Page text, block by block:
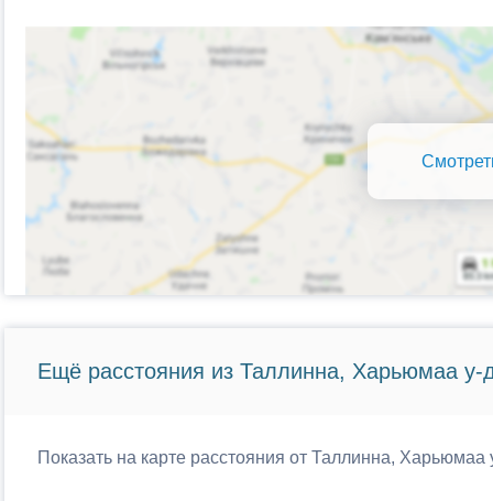
Ещё расстояния из Таллинна, Харьюмаа у-
Показать на карте расстояния от Таллинна,